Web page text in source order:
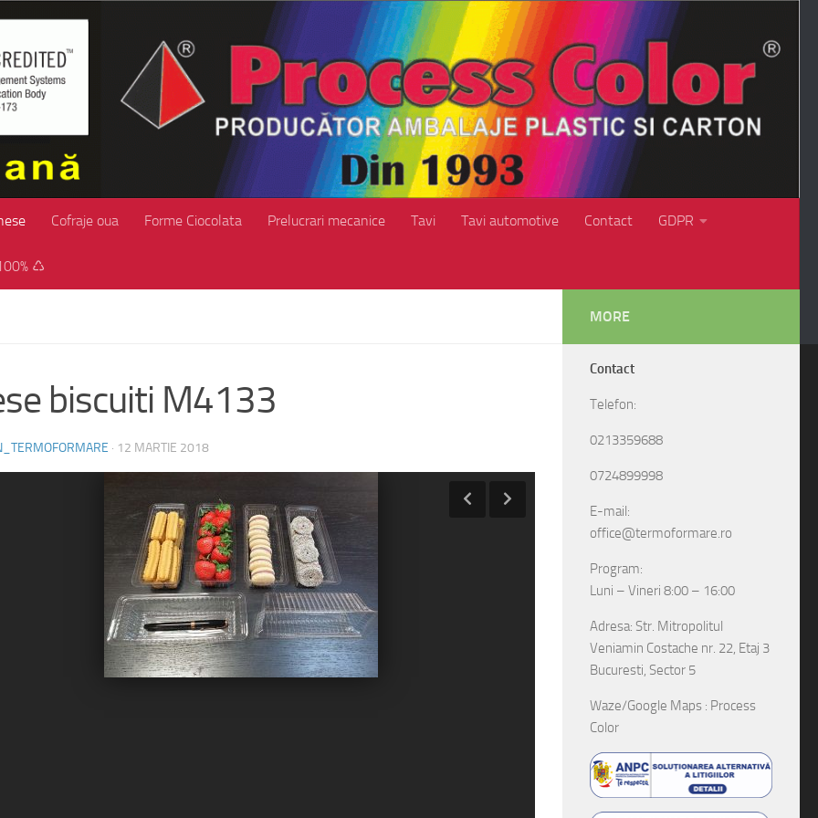
Cofraje oua Forme Ciocolata Prelucrari mecanice Tavi Tavi automotive Contact GDPR
♺
biscuiti M4133
· 12 MARTIE 2018
MORE
Contact
Telefon:
0213359688
0724899998
E-mail:
office@termoformare.ro
Program:
Luni – Vineri 8:00 – 16:00
Adresa: Str. Mitropolitul
Veniamin Costache nr. 22, Etaj 3
Bucuresti, Sector 5
Waze/Google Maps : Process
Color